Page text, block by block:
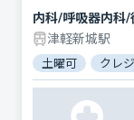
津軽新城駅
土曜可 クレ